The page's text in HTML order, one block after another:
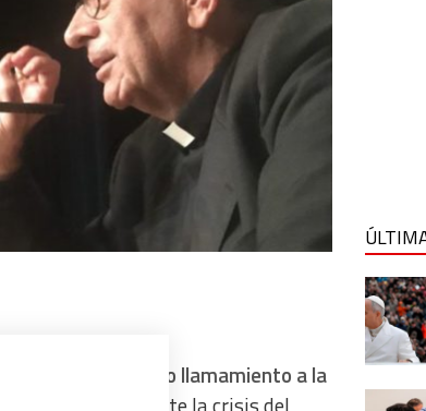
ha hecho un nuevo llamamiento a la